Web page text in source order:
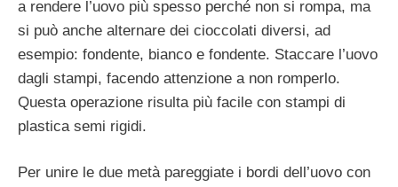
a rendere l’uovo più spesso perché non si rompa, ma
si può anche alternare dei cioccolati diversi, ad
esempio: fondente, bianco e fondente. Staccare l’uovo
dagli stampi, facendo attenzione a non romperlo.
Questa operazione risulta più facile con stampi di
plastica semi rigidi.
Per unire le due metà pareggiate i bordi dell’uovo con